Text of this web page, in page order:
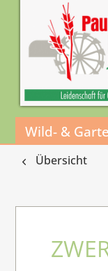
Wild- &
Übersicht